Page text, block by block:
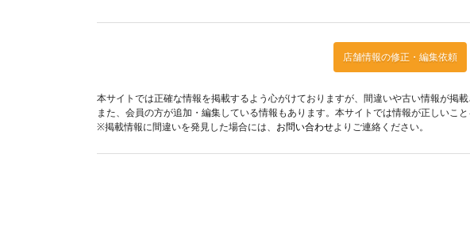
店舗情報の修正・編集依頼
本サイトでは正確な情報を掲載するよう心がけておりますが、間違いや古い情報が掲載
また、会員の方が追加・編集している情報もあります。本サイトでは情報が正しいこ
※掲載情報に間違いを発見した場合には、 お問い合わせよりご連絡ください。